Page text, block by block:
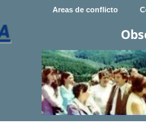
Areas de conflicto